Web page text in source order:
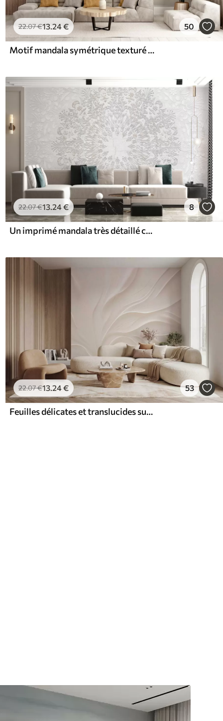
22.07€13.24€ 50
Motif mandala symétrique texturé superposé à un paysage représentant la mer, des collines et le ciel, dans des couleurs pastel douces
22.07€13.24€ 8
Un imprimé mandala très détaillé créant un motif de dentelle magnifique et délicat
22.07€13.24€ 53
Feuilles délicates et translucides sur une branche